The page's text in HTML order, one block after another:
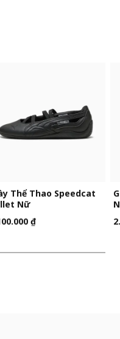
Thể Thao Speedcat
Nữ
₫